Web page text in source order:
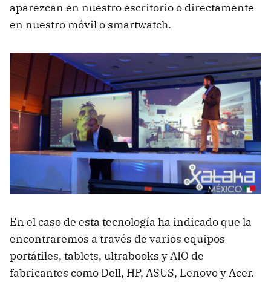
aparezcan en nuestro escritorio o directamente
en nuestro móvil o smartwatch.
En el caso de esta tecnología ha indicado que la
encontraremos a través de varios equipos
portátiles, tablets, ultrabooks y AIO de
fabricantes como Dell, HP, ASUS, Lenovo y Acer.